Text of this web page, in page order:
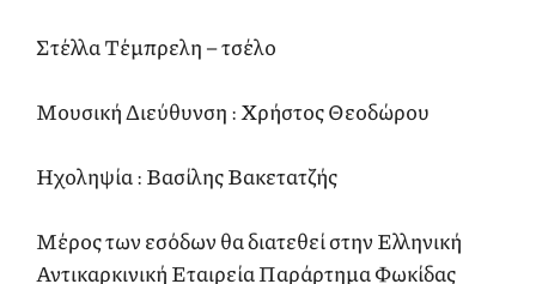
Στέλλα Τέμπρελη – τσέλο
Μουσική Διεύθυνση : Χρήστος Θεοδώρου
Ηχοληψία : Βασίλης Βακετατζής
Μέρος των εσόδων θα διατεθεί στην Ελληνική
Αντικαρκινική Εταιρεία Παράρτημα Φωκίδας